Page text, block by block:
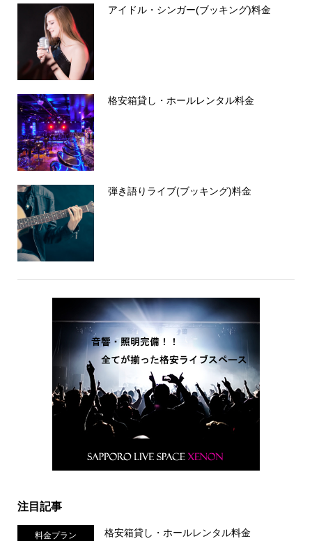
アイドル・シンガー(ブッキング)料金
格安箱貸し・ホールレンタル料金
弾き語りライブ(ブッキング)料金
注目記事
料金プラン 格安箱貸し・ホールレンタル料金